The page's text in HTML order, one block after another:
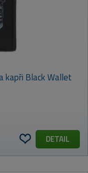
kapři Black Wallet
DETAIL